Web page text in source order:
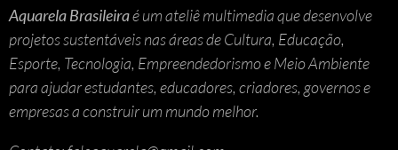
Aquarela Brasileiraé um ateliê multimedia que desenvolve
projetos sustentáveis nas áreas de Cultura, Educação,
Esporte, Tecnologia, Empreendedorismo e Meio Ambiente
para ajudar estudantes, educadores, criadores, governos e
empresas a construir um mundo melhor.